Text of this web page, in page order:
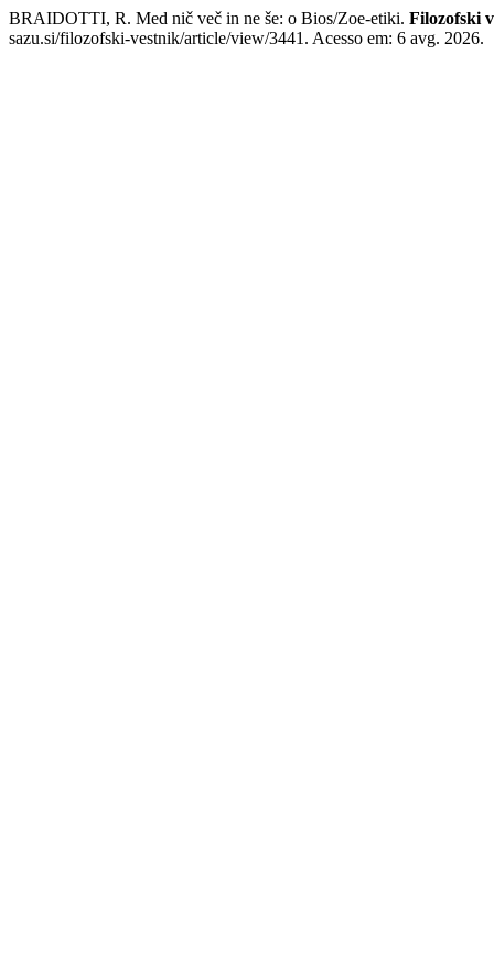
BRAIDOTTI, R. Med nič več in ne še: o Bios/Zoe-etiki. Filozofski
sazu.si/filozofski-vestnik/article/view/3441. Acesso em: 6 avg. 2026.